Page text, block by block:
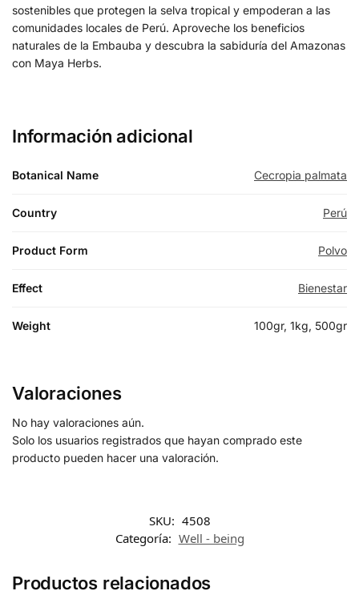
sostenibles que protegen la selva tropical y empoderan a las
comunidades locales de Perú. Aproveche los beneficios
naturales de la Embauba y descubra la sabiduría del Amazonas
con Maya Herbs.
Información adicional
Botanical Name Cecropia palmata
Country Perú
Product Form Polvo
Effect Bienestar
Weight 100gr, 1kg, 500gr
Valoraciones
No hay valoraciones aún.
Solo los usuarios registrados que hayan comprado este
producto pueden hacer una valoración.
SKU: 4508
Categoría: Well - being
Productos relacionados